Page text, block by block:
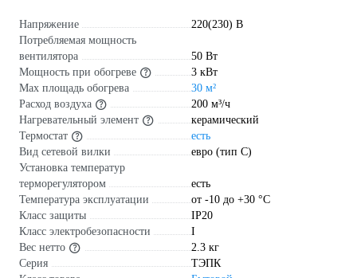
Напряжение
220(230) В
Потребляемая мощность
вентилятора
50 Вт
Мощность при обогреве
3 кВт
Max площадь обогрева
30 м²
Расход воздуха
200 м³/ч
Нагревательный элемент
керамический
Термостат
есть
Вид сетевой вилки
евро (тип С)
Установка температур
терморегулятором
есть
Температура эксплуатации
от -10 до +30 °С
Класс защиты
IP20
Класс электробезопасности
I
Вес нетто
2.3 кг
Серия
ТЭПК